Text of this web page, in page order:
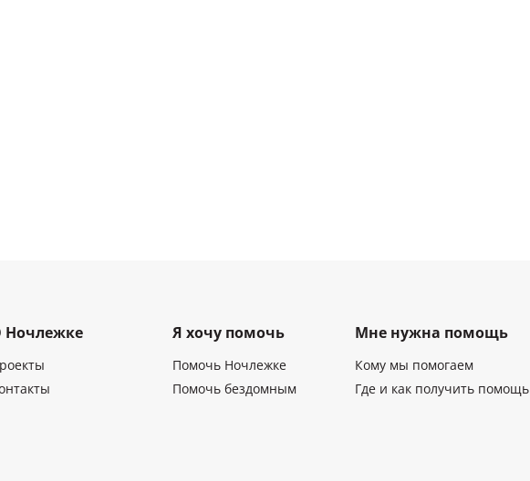
Ночлежке Я хочу помочь
Помочь Ночлежке
Помочь бездомным
Мне нужна помощь
Кому мы помогаем
Где и как получить помощь